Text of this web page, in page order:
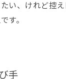
い、けれど控
す。
手